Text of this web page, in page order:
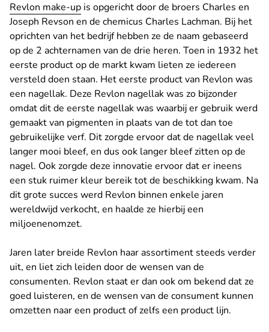
Revlon make-up is opgericht door de broers Charles en
Joseph Revson en de chemicus Charles Lachman. Bij het
oprichten van het bedrijf hebben ze de naam gebaseerd
op de 2 achternamen van de drie heren. Toen in 1932 het
eerste product op de markt kwam lieten ze iedereen
versteld doen staan. Het eerste product van Revlon was
een nagellak. Deze Revlon nagellak was zo bijzonder
omdat dit de eerste nagellak was waarbij er gebruik werd
gemaakt van pigmenten in plaats van de tot dan toe
gebruikelijke verf. Dit zorgde ervoor dat de nagellak veel
langer mooi bleef, en dus ook langer bleef zitten op de
nagel. Ook zorgde deze innovatie ervoor dat er ineens
een stuk ruimer kleur bereik tot de beschikking kwam. Na
dit grote succes werd Revlon binnen enkele jaren
wereldwijd verkocht, en haalde ze hierbij een
miljoenenomzet.
Jaren later breide Revlon haar assortiment steeds verder
uit, en liet zich leiden door de wensen van de
consumenten. Revlon staat er dan ook om bekend dat ze
goed luisteren, en de wensen van de consument kunnen
omzetten naar een product of zelfs een product lijn.